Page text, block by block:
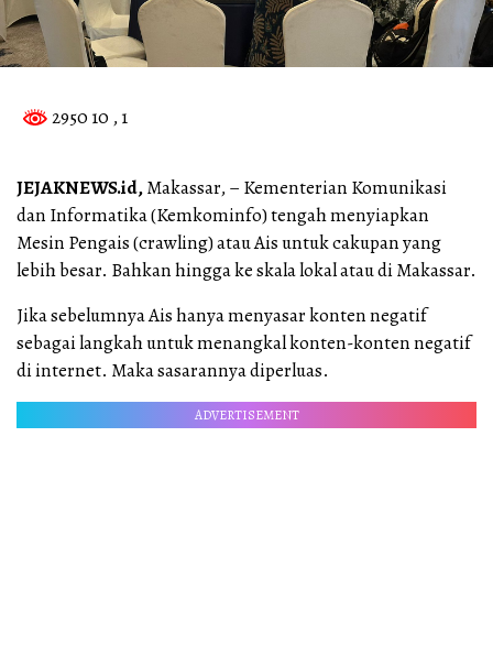
2950 10 , 1
JEJAKNEWS.id,Makassar, – Kementerian Komunikasi
dan Informatika (Kemkominfo) tengah menyiapkan
Mesin Pengais (crawling) atau Ais untuk cakupan yang
lebih besar. Bahkan hingga ke skala lokal atau di Makassar.
Jika sebelumnya Ais hanya menyasar konten negatif
sebagai langkah untuk menangkal konten-konten negatif
di internet. Maka sasarannya diperluas.
ADVERTISEMENT